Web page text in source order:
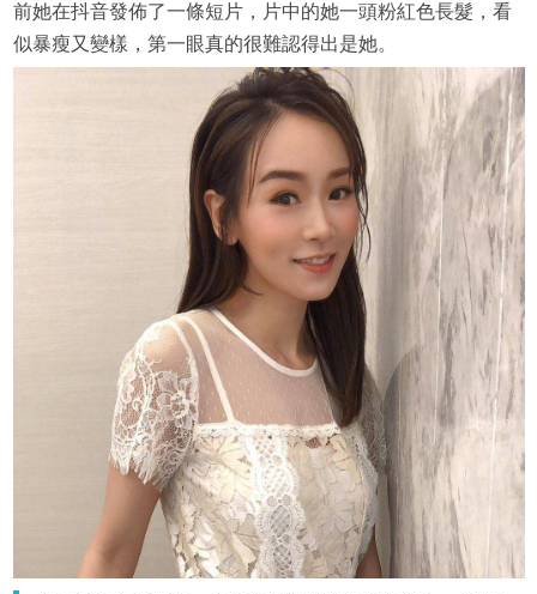
前她在抖音發佈了一條短片，片中的她一頭粉紅色長髮，看
似暴瘦又變樣，第一眼真的很難認得出是她。